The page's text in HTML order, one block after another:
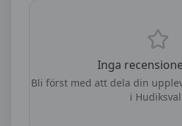
Inga
Bli först med att dela din
i